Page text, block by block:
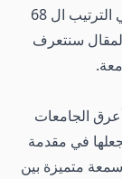
للجامعات، أمّا على الصعيد التركيّ فهي تحلّ في الترتيب ال 68
وفي هذا المقال سنتعرف
الجامعات
في مقدمة
متميزة بين